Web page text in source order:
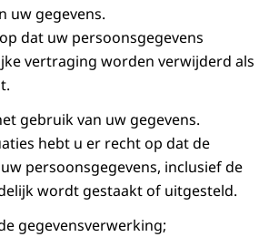
uw gegevens.
dat uw persoonsgegevens
vertraging worden verwijderd als
gebruik van uw gegevens.
hebt u er recht op dat de
persoonsgegevens, inclusief de
wordt gestaakt of uitgesteld.
gegevensverwerking;